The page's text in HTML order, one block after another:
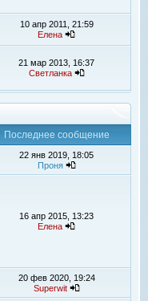
10 апр 2011, 21:59
Елена
21 мар 2013, 16:37
Светланка
Последнее сообщение
22 янв 2019, 18:05
Проня
16 апр 2015, 13:23
Елена
20 фев 2020, 19:24
Superwit